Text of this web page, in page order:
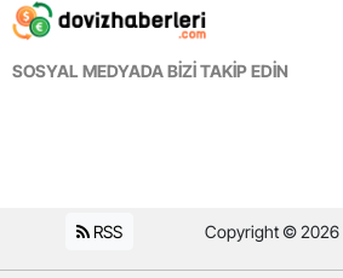
SOSYAL MEDYADA BİZİ TAKİP EDİN
RSS Copyright © 2026 .